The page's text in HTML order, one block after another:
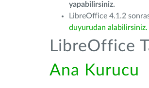
yapabilirsiniz.
LibreOffice 4.1.2
duyurudan alabilirsiniz.
LibreOffice
Ana Kurucu